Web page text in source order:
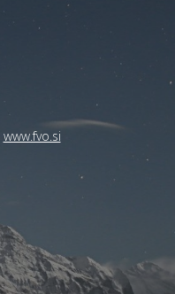
www.fvo.si